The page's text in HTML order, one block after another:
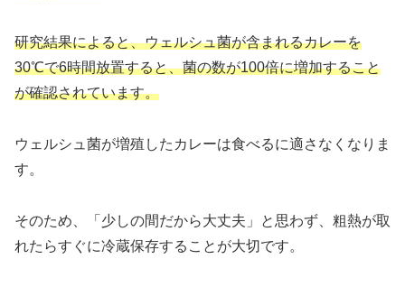
研究結果によると、ウェルシュ菌が含まれるカレーを
30℃で6時間放置すると、菌の数が100倍に増加すること
が確認されています。
ウェルシュ菌が増殖したカレーは食べるに適さなくなりま
す。
そのため、「少しの間だから大丈夫」と思わず、粗熱が取
れたらすぐに冷蔵保存することが大切です。